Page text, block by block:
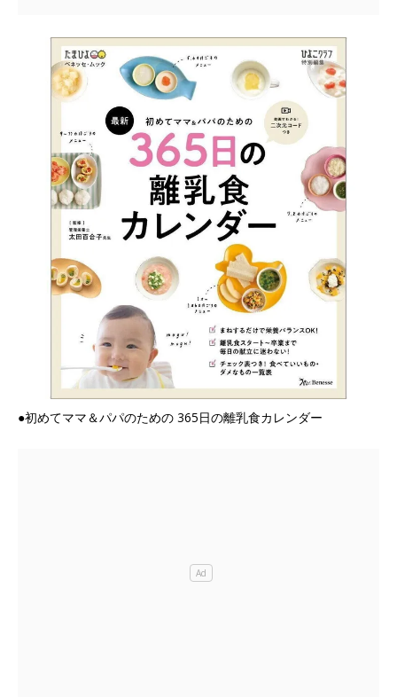
●初めてママ＆パパのための 365日の離乳食カレンダー